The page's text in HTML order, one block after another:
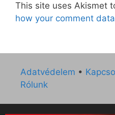
This site uses Akismet
how your comment
Adatvédelem •
Rólunk